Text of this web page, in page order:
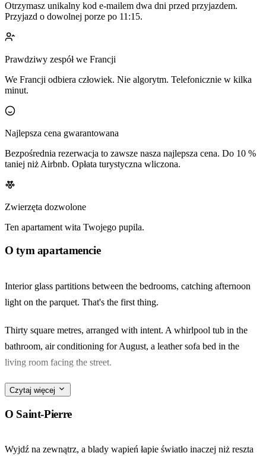
Otrzymasz unikalny kod e-mailem dwa dni przed przyjazdem.
Przyjazd o dowolnej porze po 11:15.
Prawdziwy zespół we Francji
We Francji odbiera człowiek. Nie algorytm. Telefonicznie w kilka
minut.
Najlepsza cena gwarantowana
Bezpośrednia rezerwacja to zawsze nasza najlepsza cena. Do 10 %
taniej niż Airbnb. Opłata turystyczna wliczona.
Zwierzęta dozwolone
Ten apartament wita Twojego pupila.
O tym apartamencie
Interior glass partitions between the bedrooms, catching afternoon
light on the parquet. That's the first thing.
Thirty square metres, arranged with intent. A whirlpool tub in the
bathroom, air conditioning for August, a leather sofa bed in the
living room facing the street.
Rue Cancera runs pedestrian and narrow just outside — a two-
Czytaj więcej
O Saint-Pierre
Wyjdź na zewnątrz, a blady wapień łapie światło inaczej niż reszta